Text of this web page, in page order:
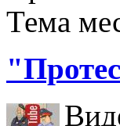
Тема